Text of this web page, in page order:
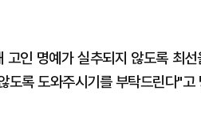
인 명예가 실추되지 않도록 최
도록 도와주시기를 부탁드린다"고